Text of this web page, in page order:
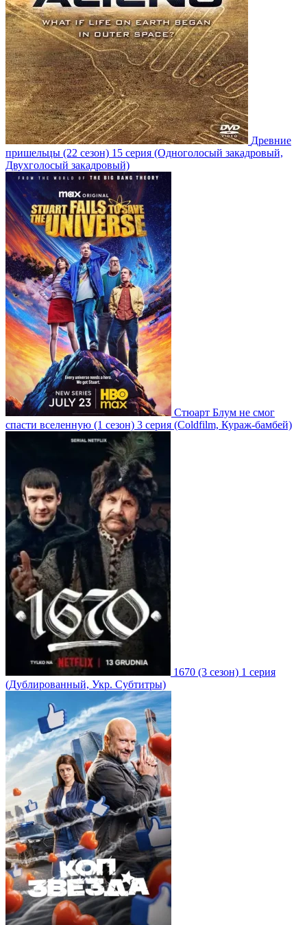
Древние
пришельцы (22 сезон) 15 серия (Одноголосый закадровый,
Двухголосый закадровый)
Стюарт Блум не смог
спасти вселенную (1 сезон) 3 серия (Coldfilm, Кураж-бамбей)
1670 (3 сезон) 1 серия
(Дублированный, Укр. Субтитры)